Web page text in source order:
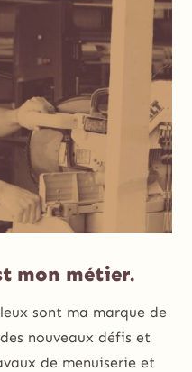
mon métier.
sont ma marque de
nouveaux défis et
de menuiserie et